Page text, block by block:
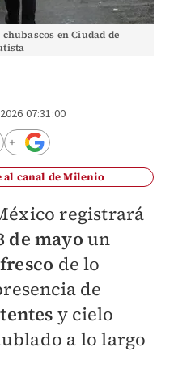
en Ciudad de
07:31:00
al canal de Milenio
registrará
de mayo un
de lo
de
y cielo
a lo largo